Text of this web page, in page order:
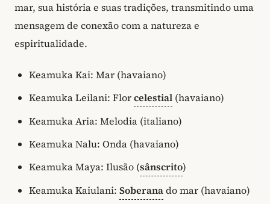
mar, sua história e suas tradições, transmitindo uma
mensagem de conexão com a natureza e
espiritualidade.
Keamuka Kai: Mar (havaiano)
Keamuka Leilani: Florcelestial (havaiano)
Keamuka Aria: Melodia (italiano)
Keamuka Nalu: Onda (havaiano)
Keamuka Maya: Ilusão (sânscrito)
Keamuka Kaiulani: Soberanado mar (havaiano)